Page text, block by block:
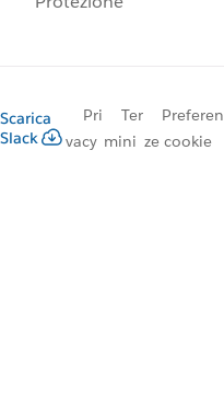
Scarica
Slack
Pri
vacy
Ter
mini
Preferen
ze cookie